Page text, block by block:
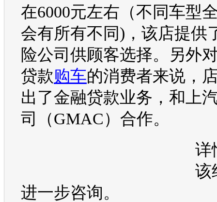
在6000元左右（不同车型
会有所有不同)，该店提供
险公司供顾客选择。另外
贷款购车的消费者来说，
出了金融贷款业务，和上
司（GMAC）合作。
详
该
进一步咨询。